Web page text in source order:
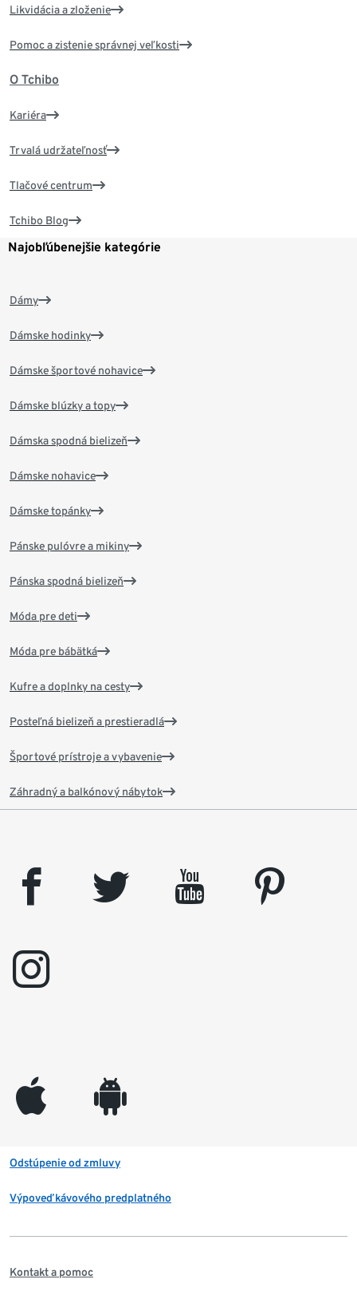
Likvidácia a zloženie
Pomoc a zistenie správnej veľkosti
O Tchibo
Kariéra
Trvalá udržateľnosť
Tlačové centrum
Tchibo Blog
Najobľúbenejšie kategórie
Dámy
Dámske hodinky
Dámske športové nohavice
Dámske blúzky a topy
Dámska spodná bielizeň
Dámske nohavice
Dámske topánky
Pánske pulóvre a mikiny
Pánska spodná bielizeň
Móda pre deti
Móda pre bábätká
Kufre a doplnky na cesty
Posteľná bielizeň a prestieradlá
Športové prístroje a vybavenie
Záhradný a balkónový nábytok
facebook twitter youtube
pinterest
instagram
appleinc android
Odstúpenie od zmluvy
Výpoveď kávového predplatného
Kontakt a pomoc